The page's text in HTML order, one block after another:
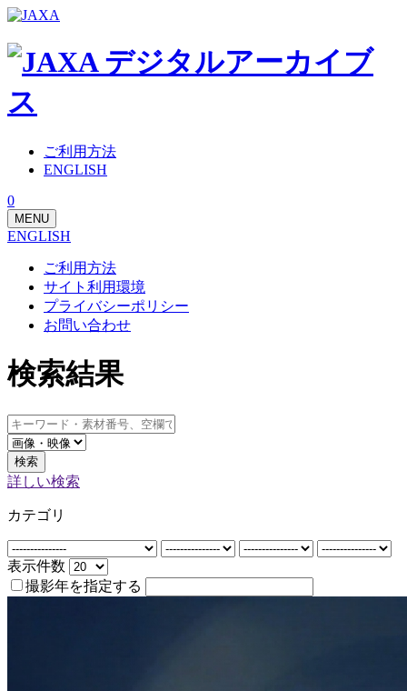
ご利用方法
ENGLISH
0
MENU
ENGLISH
ご利用方法
サイト利用環境
プライバシーポリシー
お問い合わせ
検索結果
検索
詳しい検索
カテゴリ
表示件数
撮影年を指定する